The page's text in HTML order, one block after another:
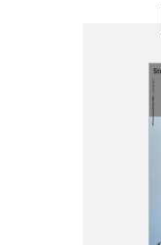
【とにかく涼しい！】夏
でも“長袖派”にオススメ
の「ロンT」3選。紫外線
予防、旅行、アクティビ